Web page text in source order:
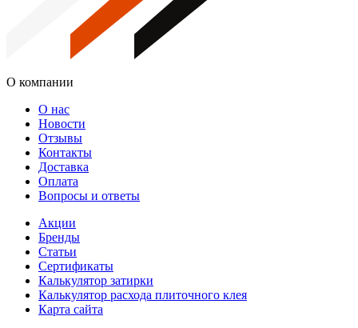
О компании
О нас
Новости
Отзывы
Контакты
Доставка
Оплата
Вопросы и ответы
Акции
Бренды
Статьи
Сертификаты
Калькулятор затирки
Калькулятор расхода плиточного клея
Карта сайта